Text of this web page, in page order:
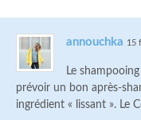
annouchka 15
Le
prévoir un bon après-
ingrédient « lissant ». Le